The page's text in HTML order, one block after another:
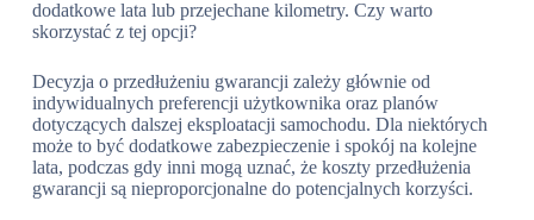
dodatkowe lata lub przejechane kilometry. Czy warto
skorzystać z tej opcji?
Decyzja o przedłużeniu gwarancji zależy głównie od
indywidualnych preferencji użytkownika oraz planów
dotyczących dalszej eksploatacji samochodu. Dla niektórych
może to być dodatkowe zabezpieczenie i spokój na kolejne
lata, podczas gdy inni mogą uznać, że koszty przedłużenia
gwarancji są nieproporcjonalne do potencjalnych korzyści.